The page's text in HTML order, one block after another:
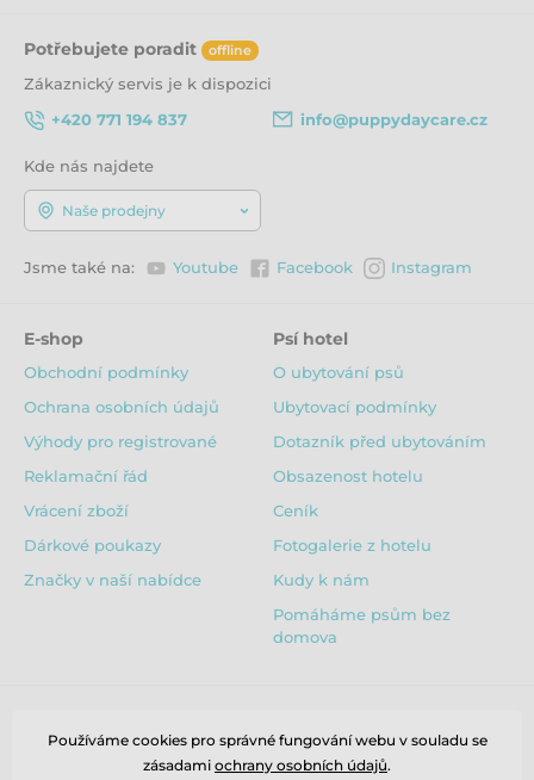
Rozměry: 118 x 85 x 80 mm
Kapacita baterie: 3000 mAH
Jazyk menu: Čeština | Angličtina
Mikrofon: ano
Displej: 5" LCD
Noční vidění: ano
Rozlišení monitoru: 1280x720
Propojení s WiFi: ANO, aplikace Tuya
Dosah: až 300 metrů při přímé viditelnosti
Změna hlasitosti: ano
Tepelný senzor: ano
Indikace slabé baterie monitoru: ano
Potřebujete poradit offline
Zákaznický servis je k dispozici
+420 771 194 837
info@puppydaycare.cz
Kde nás najdete
Naše prodejny
Jsme také na: Youtube Facebook Instagram
E-shop
Obchodní podmínky
Ochrana osobních údajů
Výhody pro registrované
Reklamační řád
Vrácení zboží
Dárkové poukazy
Značky v naší nabídce
Psí hotel
O ubytování psů
Ubytovací podmínky
Dotazník před ubytováním
Obsazenost hotelu
Ceník
Fotogalerie z hotelu
Kudy k nám
Pomáháme psům bez
domova
Používáme cookies pro správné fungování webu v souladu se
zásadami ochrany osobních údajů.